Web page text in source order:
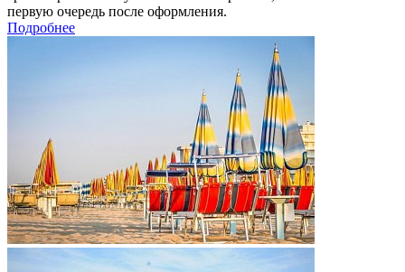
первую очередь после оформления.
Подробнее